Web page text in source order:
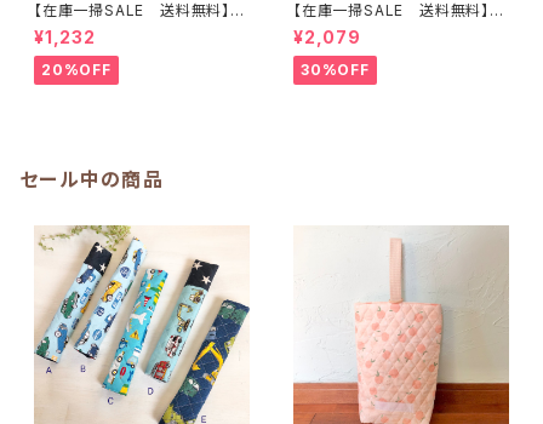
【在庫一掃SALE 送料無料】上
靴入れ☆27×23マチ6cm ☆
【ティンカーベルシルエット柄】
★US. 4142 上履き袋 上靴袋
妖精 花 女の子 かわいい
¥1,232
20%OFF
【在庫一掃SALE 送料無料】通
園バッグ☆32×43マチ6cm☆
ピンク【ペガサス柄】★TB.38
幼稚園バッグ トートバッグ キ
ルティング レッスンバッグ ユ
¥2,079
30%OFF
セール中の商品